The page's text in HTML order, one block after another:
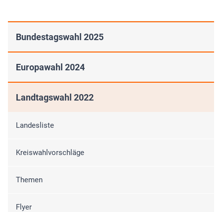
Bundestagswahl 2025
Europawahl 2024
Landtagswahl 2022
Landesliste
Kreiswahlvorschläge
Themen
Flyer